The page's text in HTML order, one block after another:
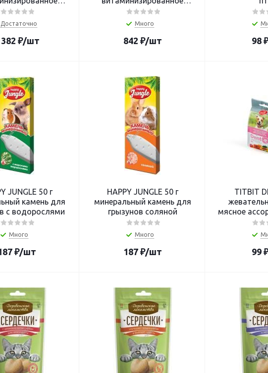
для кошек с
и биотином
Достаточно
382 ₽/шт
лакомство для кошек с
таурином и биотином
Много
842 ₽/шт 98₽
JUNGLE 50 г
камень для
с водорослями
Много
₽/шт
HAPPY JUNGLE 50 г
минеральный камень для
грызунов соляной
Много
187₽/шт
TITBIT
мясное
99₽